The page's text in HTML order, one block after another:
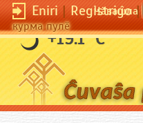
Eniri|Registriĝo
курма пулӗ
Чӑвашла
+19.1 °C